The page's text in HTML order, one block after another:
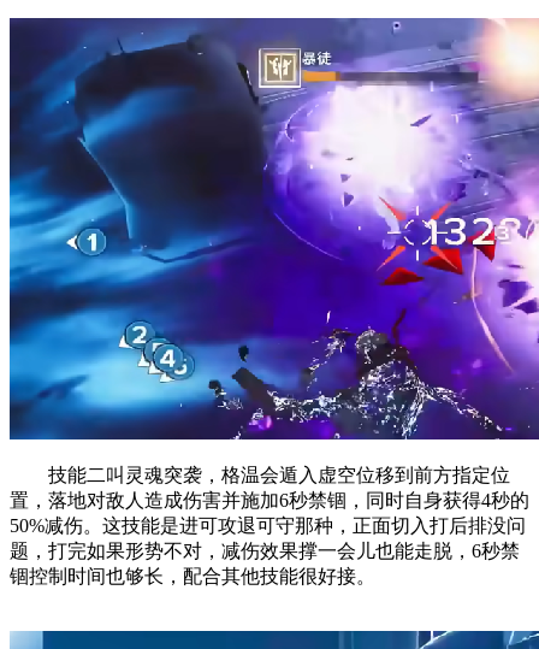
技能二叫灵魂突袭，格温会遁入虚空位移到前方指定位
置，落地对敌人造成伤害并施加6秒禁锢，同时自身获得4秒的
50%减伤。这技能是进可攻退可守那种，正面切入打后排没问
题，打完如果形势不对，减伤效果撑一会儿也能走脱，6秒禁
锢控制时间也够长，配合其他技能很好接。